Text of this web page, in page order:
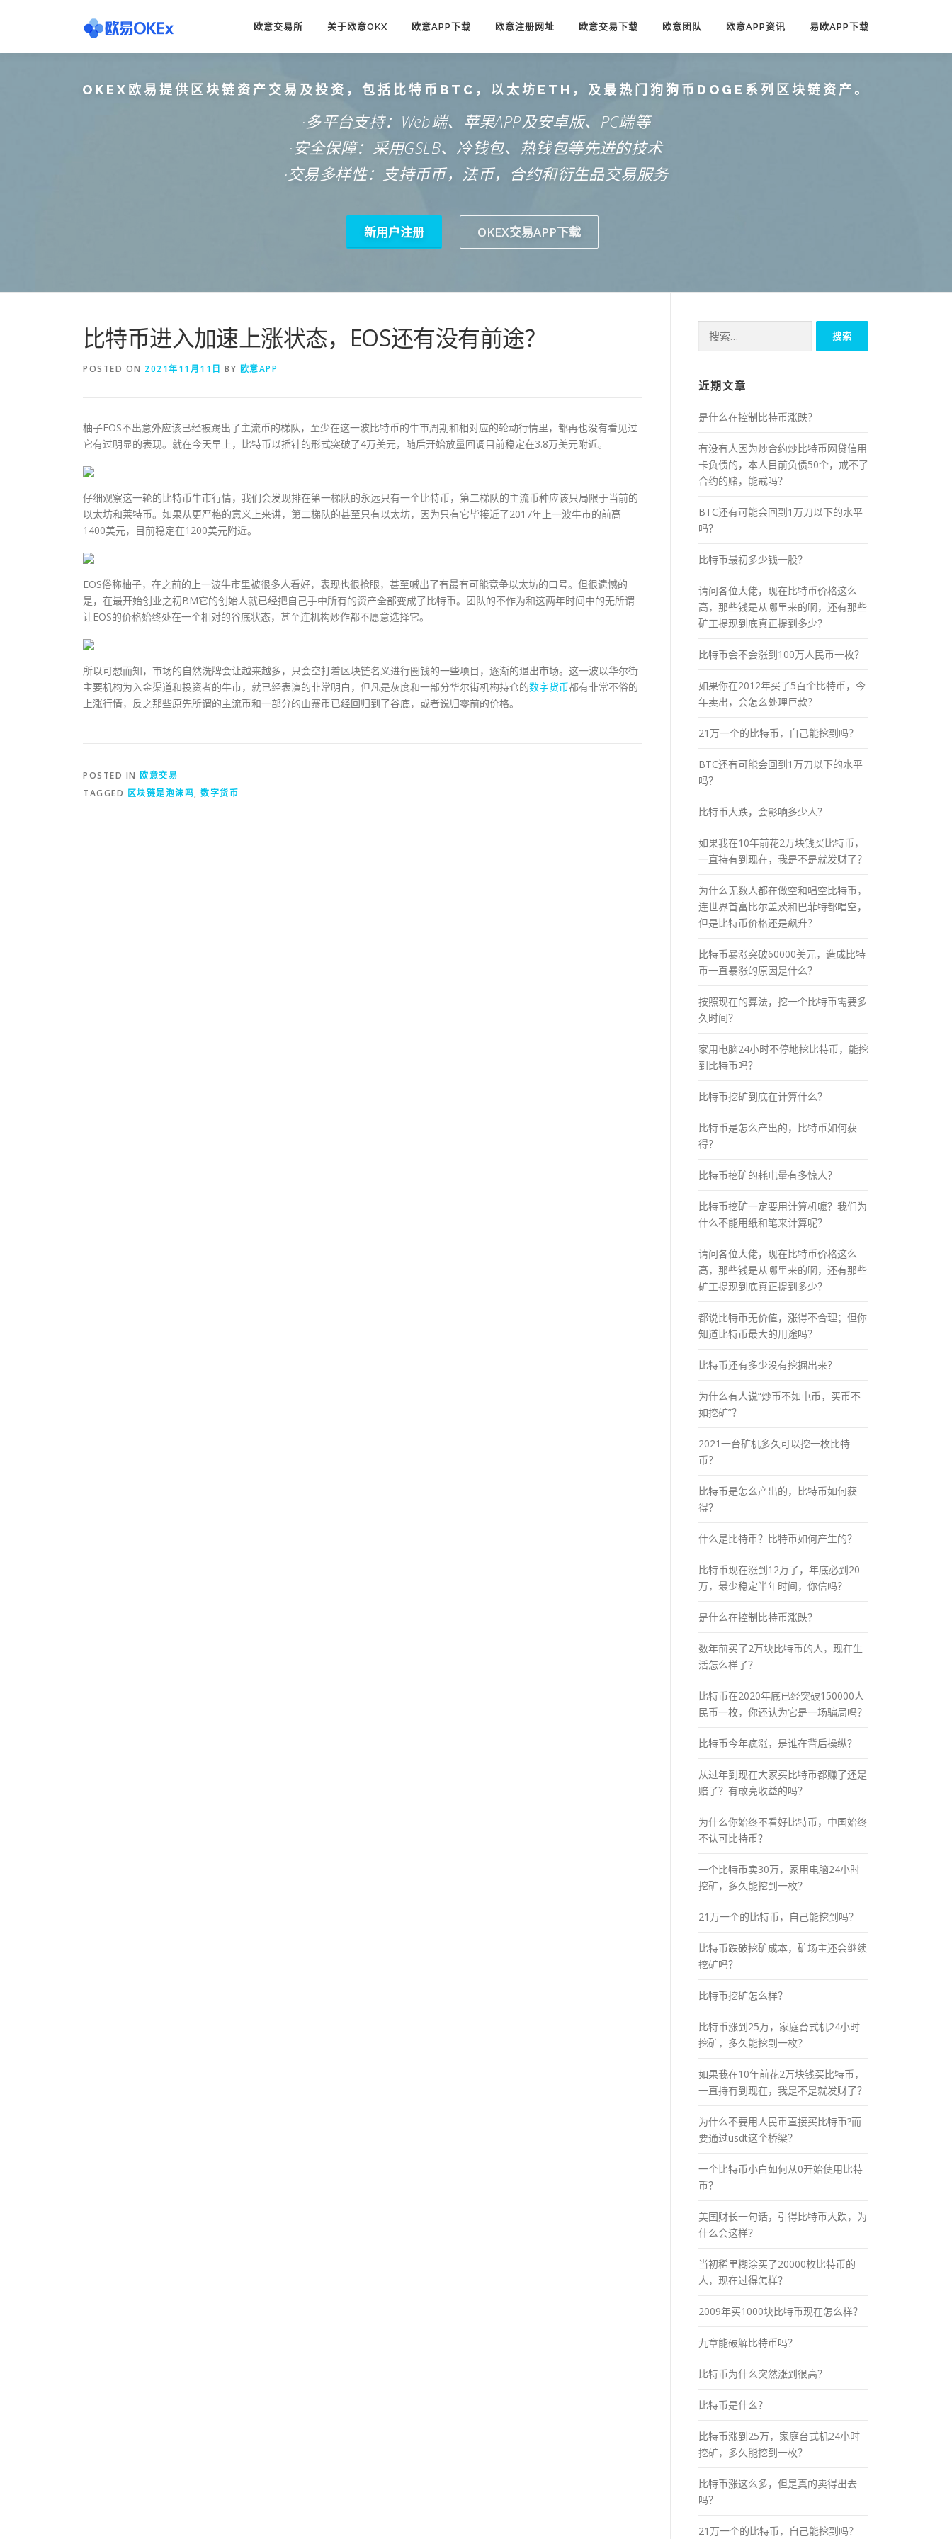
欧意交易所 关于欧意OKX 欧意APP下载 欧意注册网址 欧意交易下载 欧意团队 欧意APP资讯 易欧APP下载
OKEX欧易提供区块链资产交易及投资，包括比特币BTC，以太坊ETH，及最热门狗狗币DOGE系列区块链资产。
·多平台支持：Web端、苹果APP及安卓版、PC端等
·安全保障：采用GSLB、冷钱包、热钱包等先进的技术
·交易多样性：支持币币，法币，合约和衍生品交易服务
新用户注册 OKEX交易APP下载
比特币进入加速上涨状态，EOS还有没有前途？
POSTED ON 2021年11月11日 BY 欧意APP
柚子EOS不出意外应该已经被踢出了主流币的梯队，至少在这一波比特币的牛市周期和相对应的轮动行情里，都再也没有看见过
它有过明显的表现。就在今天早上，比特币以插针的形式突破了4万美元，随后开始放量回调目前稳定在3.8万美元附近。
仔细观察这一轮的比特币牛市行情，我们会发现排在第一梯队的永远只有一个比特币，第二梯队的主流币种应该只局限于当前的
以太坊和莱特币。如果从更严格的意义上来讲，第二梯队的甚至只有以太坊，因为只有它毕接近了2017年上一波牛市的前高
1400美元，目前稳定在1200美元附近。
EOS俗称柚子，在之前的上一波牛市里被很多人看好，表现也很抢眼，甚至喊出了有最有可能竞争以太坊的口号。但很遗憾的
是，在最开始创业之初BM它的创始人就已经把自己手中所有的资产全部变成了比特币。团队的不作为和这两年时间中的无所谓
让EOS的价格始终处在一个相对的谷底状态，甚至连机构炒作都不愿意选择它。
所以可想而知，市场的自然洗牌会让越来越多，只会空打着区块链名义进行圈钱的一些项目，逐渐的退出市场。这一波以华尔街
主要机构为入金渠道和投资者的牛市，就已经表演的非常明白，但凡是灰度和一部分华尔街机构持仓的数字货币都有非常不俗的
上涨行情，反之那些原先所谓的主流币和一部分的山寨币已经回归到了谷底，或者说归零前的价格。
POSTED IN 欧意交易
TAGGED 区块链是泡沫吗, 数字货币
索：
近期文章
是什么在控制比特币涨跌？
有没有人因为炒合约炒比特币网贷信用
卡负债的，本人目前负债50个，戒不了
合约的赌，能戒吗？
BTC还有可能会回到1万刀以下的水平
吗？
比特币最初多少钱一股？
请问各位大佬，现在比特币价格这么
高，那些钱是从哪里来的啊，还有那些
矿工提现到底真正提到多少？
比特币会不会涨到100万人民币一枚？
如果你在2012年买了5百个比特币，今
年卖出，会怎么处理巨款？
21万一个的比特币，自己能挖到吗？
BTC还有可能会回到1万刀以下的水平
吗？
比特币大跌，会影响多少人？
如果我在10年前花2万块钱买比特币，
一直持有到现在，我是不是就发财了？
为什么无数人都在做空和唱空比特币，
连世界首富比尔盖茨和巴菲特都唱空，
但是比特币价格还是飙升？
比特币暴涨突破60000美元，造成比特
币一直暴涨的原因是什么？
按照现在的算法，挖一个比特币需要多
久时间？
家用电脑24小时不停地挖比特币，能挖
到比特币吗？
比特币挖矿到底在计算什么？
比特币是怎么产出的，比特币如何获
得？
比特币挖矿的耗电量有多惊人？
比特币挖矿一定要用计算机嚒？我们为
什么不能用纸和笔来计算呢？
请问各位大佬，现在比特币价格这么
高，那些钱是从哪里来的啊，还有那些
矿工提现到底真正提到多少？
都说比特币无价值，涨得不合理；但你
知道比特币最大的用途吗？
比特币还有多少没有挖掘出来？
为什么有人说“炒币不如屯币，买币不
如挖矿”？
2021一台矿机多久可以挖一枚比特
币？
比特币是怎么产出的，比特币如何获
得？
什么是比特币？比特币如何产生的？
比特币现在涨到12万了，年底必到20
万，最少稳定半年时间，你信吗？
是什么在控制比特币涨跌？
数年前买了2万块比特币的人，现在生
活怎么样了？
比特币在2020年底已经突破150000人
民币一枚，你还认为它是一场骗局吗？
比特币今年疯涨，是谁在背后操纵？
从过年到现在大家买比特币都赚了还是
赔了？有敢亮收益的吗？
为什么你始终不看好比特币，中国始终
不认可比特币？
一个比特币卖30万，家用电脑24小时
挖矿，多久能挖到一枚？
21万一个的比特币，自己能挖到吗？
比特币跌破挖矿成本，矿场主还会继续
挖矿吗？
比特币挖矿怎么样？
比特币涨到25万，家庭台式机24小时
挖矿，多久能挖到一枚？
如果我在10年前花2万块钱买比特币，
一直持有到现在，我是不是就发财了？
为什么不要用人民币直接买比特币?而
要通过usdt这个桥梁？
一个比特币小白如何从0开始使用比特
币？
美国财长一句话，引得比特币大跌，为
什么会这样？
当初稀里糊涂买了20000枚比特币的
人，现在过得怎样？
2009年买1000块比特币现在怎么样？
九章能破解比特币吗？
比特币为什么突然涨到很高？
比特币是什么？
比特币涨到25万，家庭台式机24小时
挖矿，多久能挖到一枚？
比特币涨这么多，但是真的卖得出去
吗？
21万一个的比特币，自己能挖到吗？